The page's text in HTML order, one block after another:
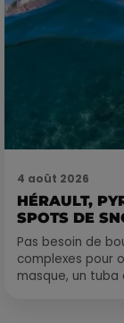
4 août 2026
HÉRAULT,
SPOTS DE
Pas besoin de
complexes pour
masque, un tuba